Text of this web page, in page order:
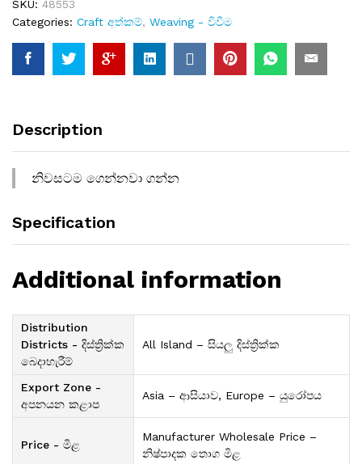
SKU: 48553
Categories: Craft අත්කම්, Weaving - විවීම
Description
නිවසටම ගෙන්නවා ගන්න
Specification
Additional information
Distribution
Districts - දිස්ත්‍රික්ක
බෙදාහැරීම්
All Island – සියලු දිස්ත්‍රික්ක
Export Zone -
අපනයන කළාප
Asia – ආසියාව, Europe – යුරෝපය
Price - මිළ
Manufacturer Wholesale Price –
නිෂ්පාදක තොග මිළ